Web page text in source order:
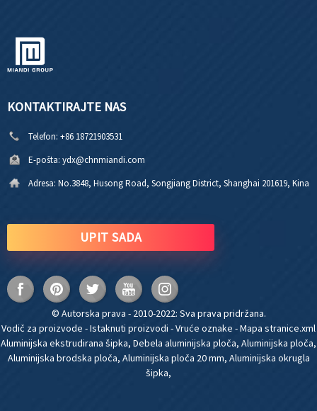
KONTAKTIRAJTE NAS
Telefon: +86 18721903531
E-pošta: ydx@chnmiandi.com
Adresa: No.3848, Husong Road, Songjiang District, Shanghai 201619, Kina
UPIT SADA
© Autorska prava - 2010-2022: Sva prava pridržana.
Vodič za proizvode -Istaknuti proizvodi -Vruće oznake -Mapa stranice.xml
Aluminijska ekstrudirana šipka, Debela aluminijska ploča, Aluminijska ploča,
Aluminijska brodska ploča, Aluminijska ploča 20 mm, Aluminijska okrugla
šipka,